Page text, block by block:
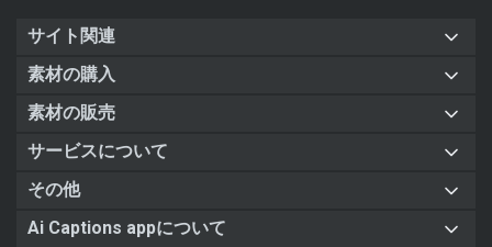
サイト関連
素材の購入
素材の販売
サービスについて
その他
Ai Captions appについて